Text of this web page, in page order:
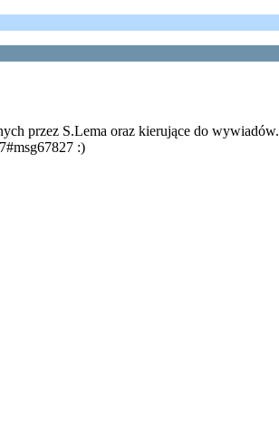
przez S.Lema oraz kierujące do wywiadów.
:)